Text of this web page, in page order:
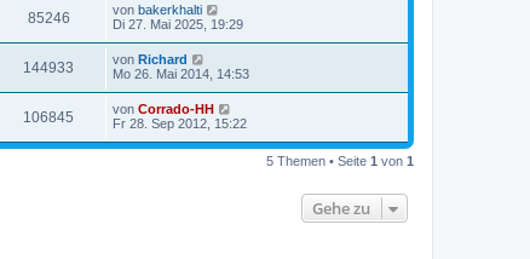
85246 von bakerkhalti
Di 27. Mai 2025, 19:29
144933 von Richard
Mo 26. Mai 2014, 14:53
106845 von Corrado-HH
Fr 28. Sep 2012, 15:22
5 Themen • Seite 1 von 1
Gehe zu